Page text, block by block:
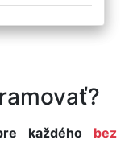
každého
bez